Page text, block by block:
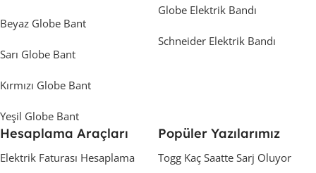
Beyaz Globe Bant
Sarı Globe Bant
Kırmızı Globe Bant
Yeşil Globe Bant
Globe Elektrik Bandı
Schneider Elektrik Bandı
Hesaplama Araçları
Elektrik Faturası Hesaplama
Popüler Yazılarımız
Togg Kaç Saatte Sarj Oluyor